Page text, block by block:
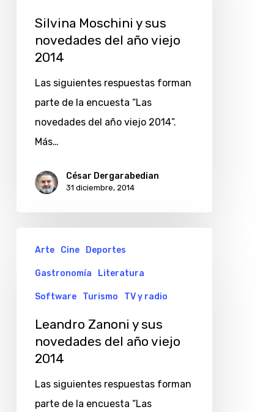
Silvina Moschini y sus
novedades del año viejo
2014
Las siguientes respuestas forman
parte de la encuesta “Las
novedades del año viejo 2014”.
Más…
César Dergarabedian
31 diciembre, 2014
Zanoni
Arte Cine Deportes
Gastronomía Literatura
Software Turismo TV y radio
Leandro Zanoni y sus
novedades del año viejo
2014
Las siguientes respuestas forman
parte de la encuesta “Las